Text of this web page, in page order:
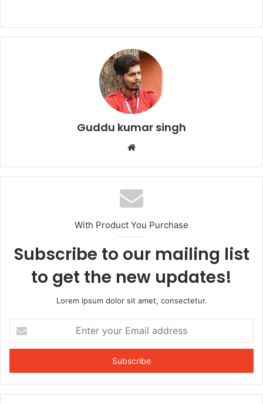
c
e
itt
er
ai
l
at
s
A
p
p
ar
e
Guddu kumar singh
Website
With Product You Purchase
Subscribe to our mailing list
to get the new updates!
Lorem ipsum dolor sit amet, consectetur.
your
Email